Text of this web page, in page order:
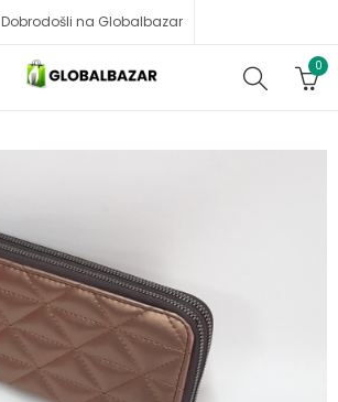
Dobrodošli na Globalbazar
0